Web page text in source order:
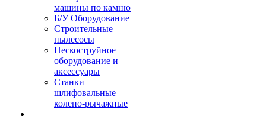
машины по камню
Б/У Оборудование
Строительные
пылесосы
Пескоструйное
оборудование и
аксессуары
Станки
шлифовальные
колено-рычажные